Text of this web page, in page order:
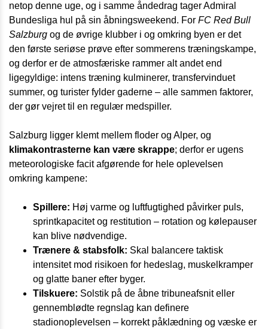
netop denne uge, og i samme åndedrag tager Admiral
Bundesliga hul på sin åbningsweekend. For FC Red Bull
Salzburg og de øvrige klubber i og omkring byen er det
den første seriøse prøve efter sommerens træningskampe,
og derfor er de atmosfæriske rammer alt andet end
ligegyldige: intens træning kulminerer, transfervinduet
summer, og turister fylder gaderne – alle sammen faktorer,
der gør vejret til en regulær medspiller.
Salzburg ligger klemt mellem floder og Alper, og
klimakontrasterne kan være skrappe; derfor er ugens
meteorologiske facit afgørende for hele oplevelsen
omkring kampene:
Spillere: Høj varme og luftfugtighed påvirker puls,
sprintkapacitet og restitution – rotation og kølepauser
kan blive nødvendige.
Trænere & stabsfolk: Skal balancere taktisk
intensitet mod risikoen for hedeslag, muskelkramper
og glatte baner efter byger.
Tilskuere: Solstik på de åbne tribuneafsnit eller
gennemblødte regnslag kan definere
stadionoplevelsen – korrekt påklædning og væske er